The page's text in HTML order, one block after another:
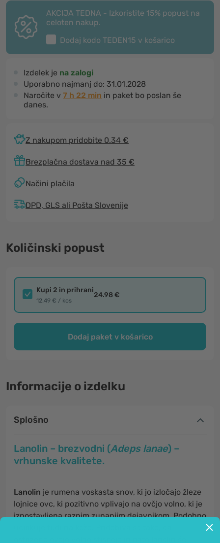
AKCIJA TEDNA - Izkoristite 15% popust na
celoten nakup.
Dodaj kodo TEDEN15 v košarico
Izdelek je na zalogi
Uporabno najmanj do: 31.01.2028
Naročite v 7 h 22 min in paket bo poslan še
danes.
Z nakupom pridobite 0.34 €
Brezplačna dostava nad 35 €
Načini plačila
DPD, GLS ali Pošta Slovenije
Količinski popust
Kupi 2 in prihrani
12.49 € / kos
24.98 €
Dodaj paket v košarico
Informacije o izdelku
Splošno
Lanolin – brezvodni (Adeps lanae) –
vrhunske kvalitete.
Lanolin je rumena voskasta snov, ki jo izločajo žleze
lojnice ovc, ki pozitivno vplivajo na ovčjo volno, ki je
izpostavljena raznim zunanjim dejavnikom. Podobno